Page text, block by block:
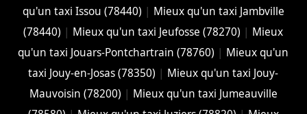
qu'un taxi Issou (78440) | Mieux qu'un taxi Jambville
(78440) | Mieux qu'un taxi Jeufosse (78270) | Mieux
qu'un taxi Jouars-Pontchartrain (78760) | Mieux qu'un
taxi Jouy-en-Josas (78350) | Mieux qu'un taxi Jouy-
Mauvoisin (78200) | Mieux qu'un taxi Jumeauville